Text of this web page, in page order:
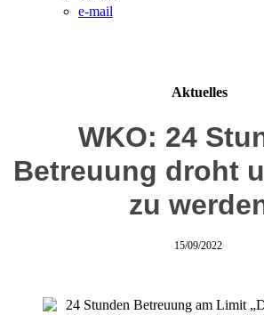
e-mail
Aktuelles
WKO: 24
Betreuung droht
zu
15/09/2022